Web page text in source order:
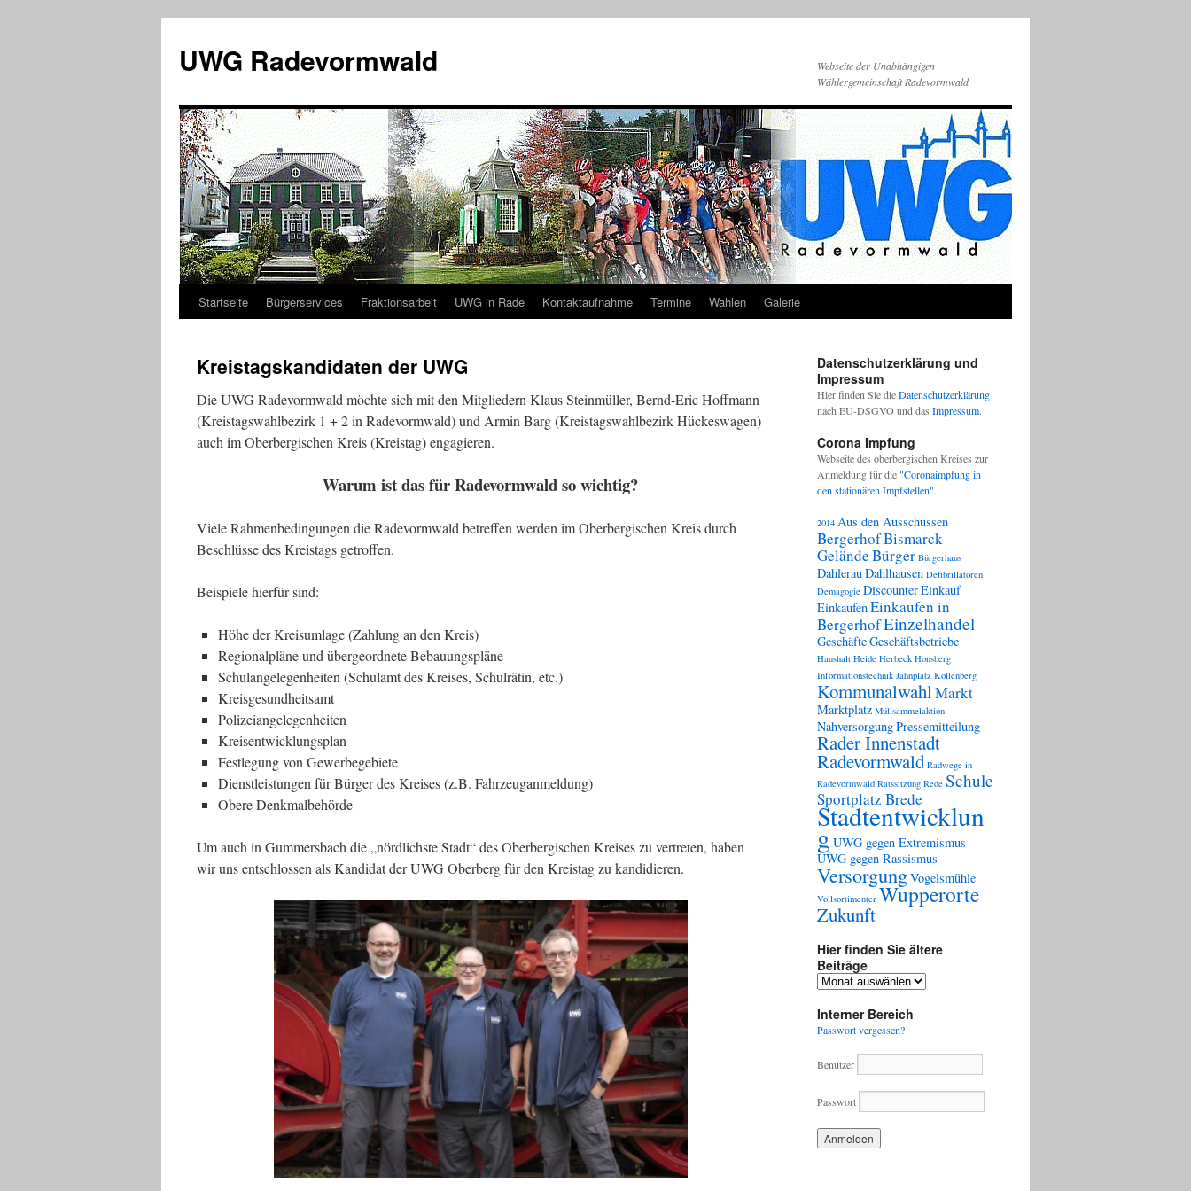
springen
UWG Radevormwald
Webseite der Unabhängigen
Wählergemeinschaft Radevormwald
Startseite Bürgerservices Fraktionsarbeit UWG in Rade Kontaktaufnahme Termine Wahlen Galerie
Kreistagskandidaten der UWG
Die UWG Radevormwald möchte sich mit den Mitgliedern Klaus Steinmüller, Bernd-Eric Hoffmann
(Kreistagswahlbezirk 1 + 2 in Radevormwald) und Armin Barg (Kreistagswahlbezirk Hückeswagen)
auch im Oberbergischen Kreis (Kreistag) engagieren.
Warum ist das für Radevormwald so wichtig?
Viele Rahmenbedingungen die Radevormwald betreffen werden im Oberbergischen Kreis durch
Beschlüsse des Kreistags getroffen.
Beispiele hierfür sind:
Höhe der Kreisumlage (Zahlung an den Kreis)
Regionalpläne und übergeordnete Bebauungspläne
Schulangelegenheiten (Schulamt des Kreises, Schulrätin, etc.)
Kreisgesundheitsamt
Polizeiangelegenheiten
Kreisentwicklungsplan
Festlegung von Gewerbegebiete
Dienstleistungen für Bürger des Kreises (z.B. Fahrzeuganmeldung)
Obere Denkmalbehörde
Um auch in Gummersbach die „nördlichste Stadt“ des Oberbergischen Kreises zu vertreten, haben
wir uns entschlossen als Kandidat der UWG Oberberg für den Kreistag zu kandidieren.
Datenschutzerklärung und
Impressum
Hier finden Sie dieDatenschutzerklärung
nach EU-DSGVO und das Impressum.
Corona Impfung
Webseite des oberbergischen Kreises zur
Anmeldung für die "Coronaimpfung in
den stationären Impfstellen".
2014 Aus den Ausschüssen
BergerhofBismarck-
GeländeBürger Bürgerhaus
DahlerauDahlhausen Defibrillatoren
Demagogie DiscounterEinkauf
EinkaufenEinkaufen in
BergerhofEinzelhandel
GeschäfteGeschäftsbetriebe
Haushalt Heide Herbeck Honsberg
Informationstechnik Jahnplatz Kollenberg
KommunalwahlMarkt
Marktplatz Müllsammelaktion
NahversorgungPressemitteilung
Rader Innenstadt
Radevormwald Radwege in
Radevormwald Ratssitzung Rede Schule
Sportplatz Brede
Stadtentwicklun
g UWG gegen Extremismus
UWG gegen Rassismus
VersorgungVogelsmühle
Vollsortimenter Wupperorte
Zukunft
Hier finden Sie ältere
Beiträge
Hier
Sie
ältere
Interner Bereich
Passwort vergessen?
Benutzer
Passwort